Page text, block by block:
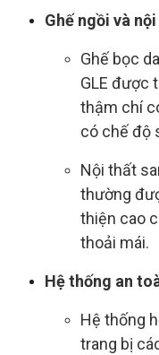
Ghế ngồi và
Ghế bọc
GLE được
thậm chí
có chế độ
Nội thất
thường
thiện cao
thoải mái.
Hệ thống an
Hệ thống
trang bị